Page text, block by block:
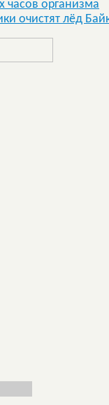
часов организма
очистят лёд